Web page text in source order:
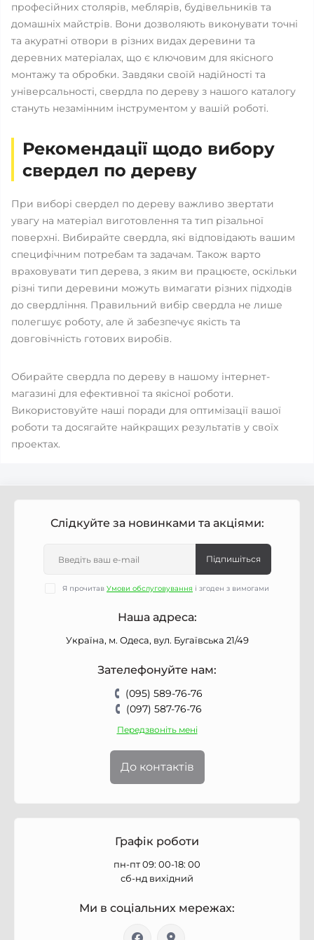
професійних столярів, меблярів, будівельників та
домашніх майстрів. Вони дозволяють виконувати точні
та акуратні отвори в різних видах деревини та
деревних матеріалах, що є ключовим для якісного
монтажу та обробки. Завдяки своїй надійності та
універсальності, свердла по дереву з нашого каталогу
стануть незамінним інструментом у вашій роботі.
Рекомендації щодо вибору
свердел по дереву
При виборі свердел по дереву важливо звертати
увагу на матеріал виготовлення та тип різальної
поверхні. Вибирайте свердла, які відповідають вашим
специфічним потребам та задачам. Також варто
враховувати тип дерева, з яким ви працюєте, оскільки
різні типи деревини можуть вимагати різних підходів
до свердління. Правильний вибір свердла не лише
полегшує роботу, але й забезпечує якість та
довговічність готових виробів.
Обирайте свердла по дереву в нашому інтернет-
магазині для ефективної та якісної роботи.
Використовуйте наші поради для оптимізації вашої
роботи та досягайте найкращих результатів у своїх
проектах.
Слідкуйте за новинками та акціями:
Підпишіться
Я прочитав Умови обслуговування і згоден з вимогами
Наша адреса:
Україна, м. Одеса, вул. Бугаївська 21/49
Зателефонуйте нам:
(095) 589-76-76
(097) 587-76-76
Передзвоніть мені
До контактів
Графік роботи
пн-пт 09: 00-18: 00
сб-нд вихідний
Ми в соціальних мережах: